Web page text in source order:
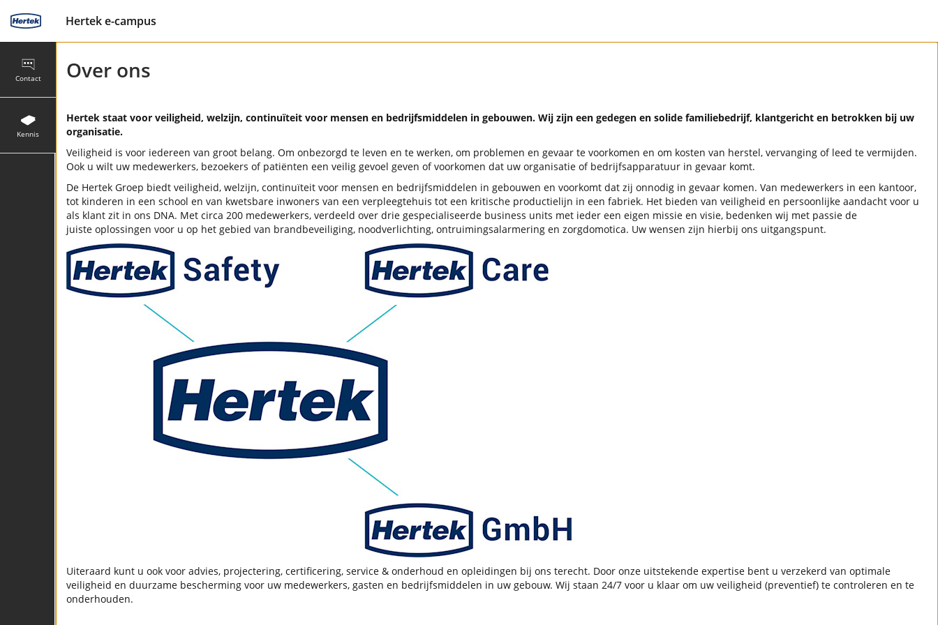
Hertek e-campus
Contact
Kennis
Over ons
Hertek staat voor veiligheid, welzijn, continuïteit voor mensen en bedrijfsmiddelen in gebouwen. Wij zijn een gedegen en solide familiebedrijf, klantgericht en betrokken bij uw
organisatie.
Veiligheid is voor iedereen van groot belang. Om onbezorgd te leven en te werken, om problemen en gevaar te voorkomen en om kosten van herstel, vervanging of leed te vermijden.
Ook u wilt uw medewerkers, bezoekers of patiënten een veilig gevoel geven of voorkomen dat uw organisatie of bedrijfsapparatuur in gevaar komt.
De Hertek Groep biedt veiligheid, welzijn, continuïteit voor mensen en bedrijfsmiddelen in gebouwen en voorkomt dat zij onnodig in gevaar komen. Van medewerkers in een kantoor,
tot kinderen in een school en van kwetsbare inwoners van een verpleegtehuis tot een kritische productielijn in een fabriek. Het bieden van veiligheid en persoonlijke aandacht voor u
als klant zit in ons DNA. Met circa 200 medewerkers, verdeeld over drie gespecialiseerde business units met ieder een eigen missie en visie, bedenken wij met passie de
juiste oplossingen voor u op het gebied van brandbeveiliging, noodverlichting, ontruimingsalarmering en zorgdomotica. Uw wensen zijn hierbij ons uitgangspunt.
Uiteraard kunt u ook voor advies, projectering, certificering, service & onderhoud en opleidingen bij ons terecht. Door onze uitstekende expertise bent u verzekerd van optimale
veiligheid en duurzame bescherming voor uw medewerkers, gasten en bedrijfsmiddelen in uw gebouw. Wij staan 24/7 voor u klaar om uw veiligheid (preventief) te controleren en te
onderhouden.